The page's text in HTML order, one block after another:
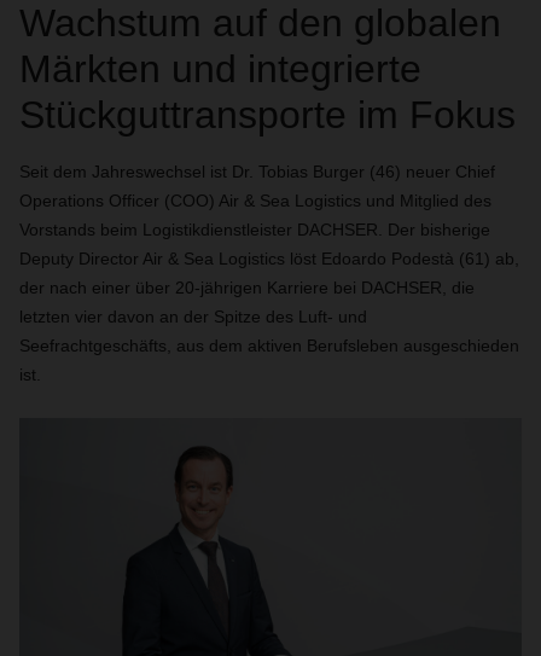
Wachstum auf den globalen
Märkten und integrierte
Stückguttransporte im Fokus
Seit dem Jahreswechsel ist Dr. Tobias Burger (46) neuer Chief
Operations Officer (COO) Air & Sea Logistics und Mitglied des
Vorstands beim Logistikdienstleister DACHSER. Der bisherige
Deputy Director Air & Sea Logistics löst Edoardo Podestà (61) ab,
der nach einer über 20-jährigen Karriere bei DACHSER, die
letzten vier davon an der Spitze des Luft- und
Seefrachtgeschäfts, aus dem aktiven Berufsleben ausgeschieden
ist.